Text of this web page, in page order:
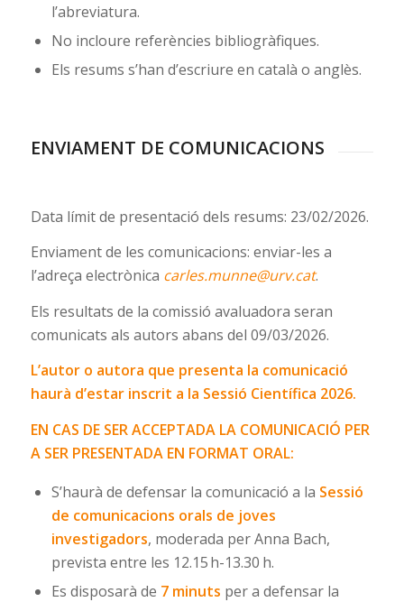
l’abreviatura.
No incloure referències bibliogràfiques.
Els resums s’han d’escriure en català o anglès.
ENVIAMENT DE COMUNICACIONS
Data límit de presentació dels resums: 23/02/2026.
Enviament de les comunicacions: enviar-les a
l’adreça electrònica carles.munne@urv.cat.
Els resultats de la comissió avaluadora seran
comunicats als autors abans del 09/03/2026.
L’autor o autora que presenta la comunicació
haurà d’estar inscrit a la Sessió Científica 2026.
EN CAS DE SER ACCEPTADA LA COMUNICACIÓ PER
A SER PRESENTADA EN FORMAT ORAL:
S’haurà de defensar la comunicació a la Sessió
de comunicacions orals de joves
investigadors, moderada per Anna Bach,
prevista entre les 12.15 h-13.30 h.
Es disposarà de 7 minuts per a defensar la